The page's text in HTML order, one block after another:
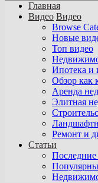
Главная
Видео Видео
Browse
Новые
Топ видео
Ипотека и
Обзор как
Аренда
Элитная
Ремонт и
Статьи
Последние